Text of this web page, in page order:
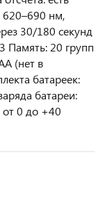
620–690 нм,
30/180 секунд
Память: 20 групп
(нет в
батареек:
батареи:
от 0 до +40